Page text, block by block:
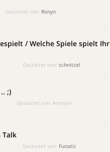
Gestartet von: Ronyn
/ Welche Spiele spielt Ihr
Gestartet von: schnitzel
;)
Gestartet von: Anonym
Talk
Gestartet von: Funatic